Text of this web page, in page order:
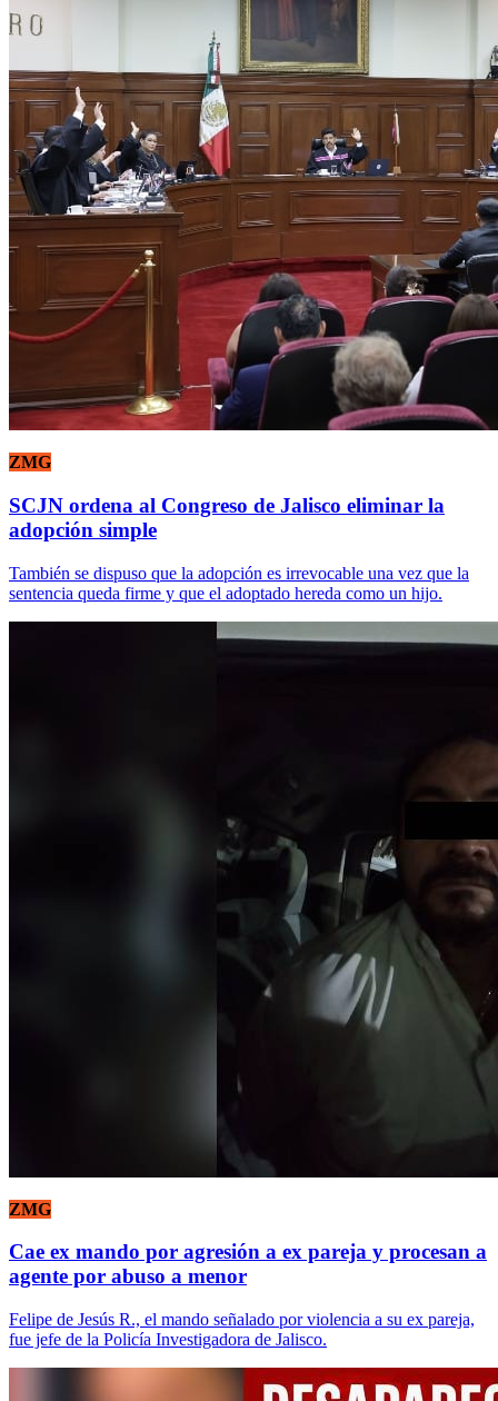
ZMG
SCJN ordena al Congreso de Jalisco eliminar la
adopción simple
También se dispuso que la adopción es irrevocable una vez que la
sentencia queda firme y que el adoptado hereda como un hijo.
ZMG
Cae ex mando por agresión a ex pareja y procesan a
agente por abuso a menor
Felipe de Jesús R., el mando señalado por violencia a su ex pareja,
fue jefe de la Policía Investigadora de Jalisco.